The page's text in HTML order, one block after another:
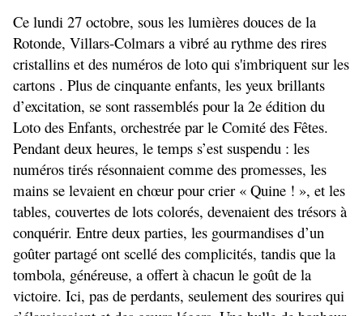
Ce lundi 27 octobre, sous les lumières douces de la
Rotonde, Villars-Colmars a vibré au rythme des rires
cristallins et des numéros de loto qui s'imbriquent sur les
cartons . Plus de cinquante enfants, les yeux brillants
d’excitation, se sont rassemblés pour la 2e édition du
Loto des Enfants, orchestrée par le Comité des Fêtes.
Pendant deux heures, le temps s’est suspendu : les
numéros tirés résonnaient comme des promesses, les
mains se levaient en chœur pour crier « Quine ! », et les
tables, couvertes de lots colorés, devenaient des trésors à
conquérir. Entre deux parties, les gourmandises d’un
goûter partagé ont scellé des complicités, tandis que la
tombola, généreuse, a offert à chacun le goût de la
victoire. Ici, pas de perdants, seulement des sourires qui